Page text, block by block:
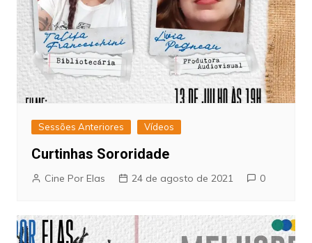
Sessões Anteriores Vídeos
Curtinhas Sororidade
Cine Por Elas 24 de agosto de 2021 0